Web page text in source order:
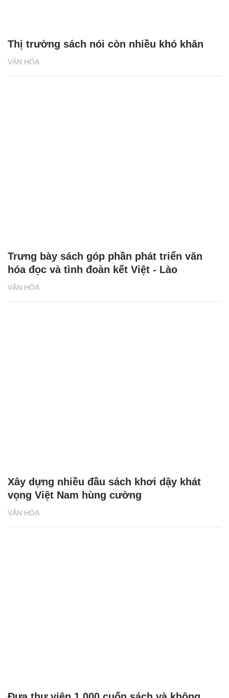
VĂN HÓA
Thị trường sách nói còn nhiều khó khăn
VĂN HÓA
Trưng bày sách góp phần phát triển văn
hóa đọc và tình đoàn kết Việt - Lào
VĂN HÓA
Xây dựng nhiều đầu sách khơi dậy khát
vọng Việt Nam hùng cường